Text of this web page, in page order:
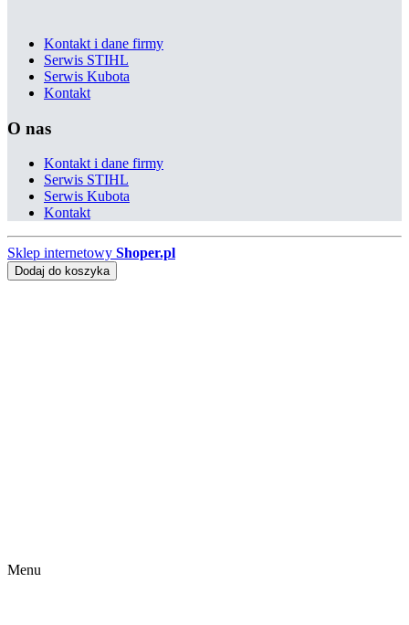
Kontakt i dane firmy
Serwis STIHL
Serwis Kubota
Kontakt
O nas
Kontakt i dane firmy
Serwis STIHL
Serwis Kubota
Kontakt
Sklep internetowy Shoper.pl
Dodaj do koszyka
Menu